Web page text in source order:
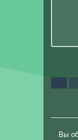
Вы